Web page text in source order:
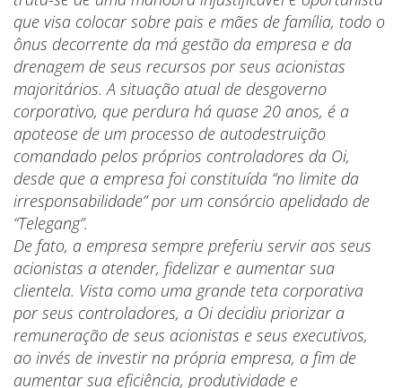
que visa colocar sobre pais e mães de família, todo o
ônus decorrente da má gestão da empresa e da
drenagem de seus recursos por seus acionistas
majoritários. A situação atual de desgoverno
corporativo, que perdura há quase 20 anos, é a
apoteose de um processo de autodestruição
comandado pelos próprios controladores da Oi,
desde que a empresa foi constituída “no limite da
irresponsabilidade” por um consórcio apelidado de
“Telegang”.
De fato, a empresa sempre preferiu servir aos seus
acionistas a atender, fidelizar e aumentar sua
clientela. Vista como uma grande teta corporativa
por seus controladores, a Oi decidiu priorizar a
remuneração de seus acionistas e seus executivos,
ao invés de investir na própria empresa, a fim de
aumentar sua eficiência, produtividade e